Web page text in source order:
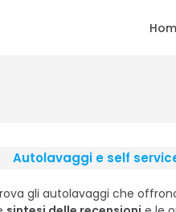
Autolavaggi e self
gli autolavaggi che